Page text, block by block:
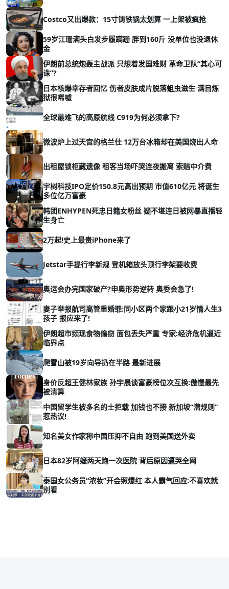
Costco又出爆款：15寸铸铁锅太划算 一上架被疯抢
59岁江珊满头白发步履蹒跚 胖到160斤 没单位也没退休
金
伊朗前总统炮轰主战派 只想着发国难财 革命卫队“其心可
诛”?
日本核爆幸存者回忆 伤者皮肤成片脱落蛆虫滋生 满目炼
狱很唏嘘
全球最难飞的高原航线 C919为何必须拿下?
微波炉上过天宫的格兰仕 12万台冰箱却在美国烧出人命
出租屋锁柜藏遗像 租客当场吓哭连夜搬离 索赔中介费
宇树科技IPO定价150.8元高出预期 市值610亿元 将诞生
多位亿万富豪
韩团ENHYPEN死忠日籍女粉丝 疑不堪连日被网暴直播轻
生身亡
2万起!史上最贵iPhone来了
Jetstar手提行李新规 登机箱放头顶行李架要收费
奥运会办完国家破产?申奥形势逆转 奥委会急了!
妻子举报航司高管重婚罪:同小区两个家跟小21岁情人生3
孩子 报应来了!
伊朗超市频现食物偷窃 面包丢失严重 专家:经济危机逼近
临界点
爬雪山被19岁向导扔在半路 最新进展
身价反超王健林家族 孙宇晨谈富豪榜位次互换:傲慢最先
被清算
中国留学生被多名的士拒载 加钱也不接 新加坡“潜规则”
惹热议!
知名美女作家称中国压抑不自由 跑到美国送外卖
日本82岁阿嬤两天跑一次医院 背后原因逼哭全网
泰国女公务员“浓妆”开会照爆红 本人霸气回应:不喜欢就
别看